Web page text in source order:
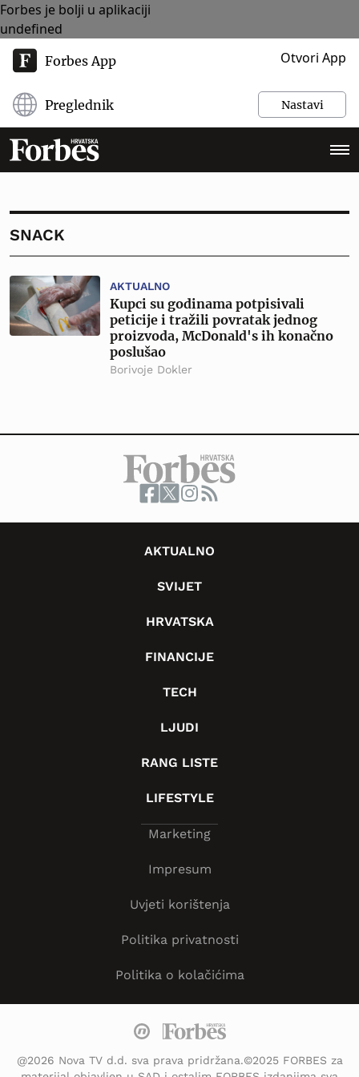
Forbes je bolji u aplikaciji
undefined
Forbes App Otvori App
Preglednik Nastavi
SNACK
AKTUALNO
Kupci su godinama potpisivali
peticije i tražili povratak jednog
proizvoda, McDonald's ih konačno
poslušao
Borivoje Dokler
AKTUALNO
SVIJET
HRVATSKA
FINANCIJE
TECH
LJUDI
RANG LISTE
LIFESTYLE
Marketing
Impresum
Uvjeti korištenja
Politika privatnosti
Politika o kolačićima
@2026 Nova TV d.d. sva prava pridržana.©2025 FORBES za